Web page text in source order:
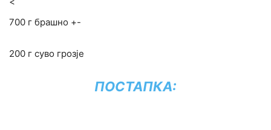
700 г брашно +-
200 г суво грозје
ПОСТАПКА: